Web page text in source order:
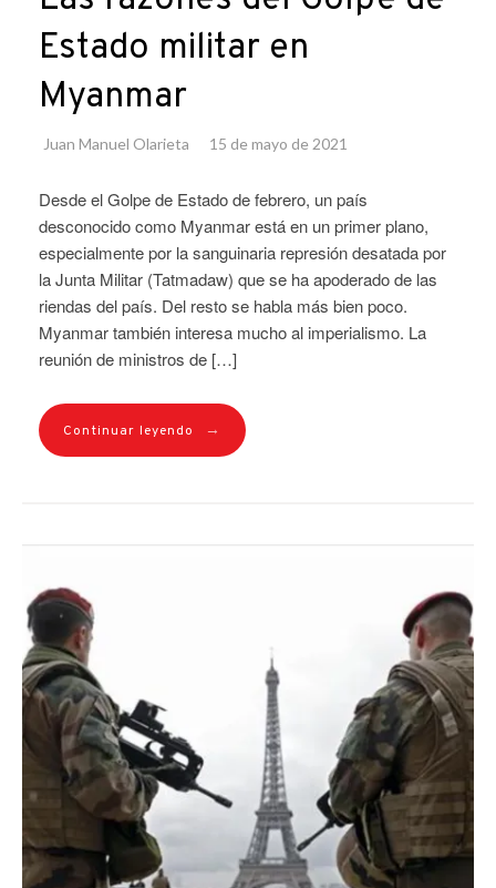
Estado militar en
Myanmar
Juan Manuel Olarieta 15 de mayo de 2021
Desde el Golpe de Estado de febrero, un país
desconocido como Myanmar está en un primer plano,
especialmente por la sanguinaria represión desatada por
la Junta Militar (Tatmadaw) que se ha apoderado de las
riendas del país. Del resto se habla más bien poco.
Myanmar también interesa mucho al imperialismo. La
reunión de ministros de […]
Continuar leyendo →